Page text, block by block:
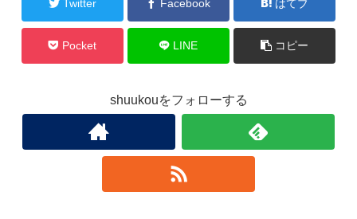
Twitter Facebook はてブ
Pocket LINE コピー
shuukouをフォローする